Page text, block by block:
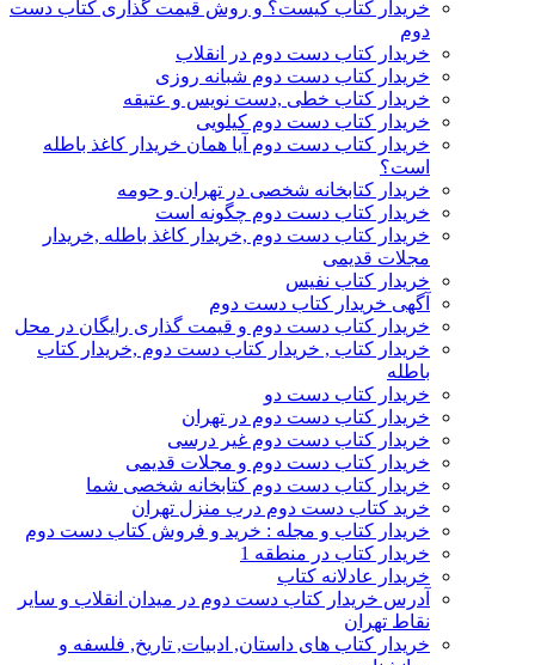
خریدار کتاب کیست؟ و روش قیمت گذاری کتاب دست
دوم
خریدار کتاب دست دوم در انقلاب
خریدار کتاب دست دوم شبانه روزی
خریدار کتاب خطی ,دست نویس و عتیقه
خریدار کتاب دست دوم کیلویی
خریدار کتاب دست دوم آیا همان خریدار کاغذ باطله
است؟
خریدار کتابخانه شخصی در تهران و حومه
خریدار کتاب دست دوم چگونه است
خریدار کتاب دست دوم ,خریدار کاغذ باطله ,خریدار
مجلات قدیمی
خریدار کتاب نفیس
آگهی خریدار کتاب دست دوم
خریدار کتاب دست دوم و قیمت گذاری رایگان در محل
خریدار کتاب , خریدار کتاب دست دوم ,خریدار کتاب
باطله
خریدار کتاب دست دو
خریدار کتاب دست دوم در تهران
خریدار کتاب دست دوم غیر درسی
خریدار کتاب دست دوم و مجلات قدیمی
خریدار کتاب دست دوم کتابخانه شخصی شما
خرید کتاب دست دوم درب منزل تهران
خریدار کتاب و مجله : خرید و فروش کتاب دست دوم
خریدار کتاب در منطقه 1
خریدار عادلانه کتاب
آدرس خریدار کتاب دست دوم در میدان انقلاب و سایر
نقاط تهران
خریدار کتاب های داستان, ادبیات, تاریخ, فلسفه و